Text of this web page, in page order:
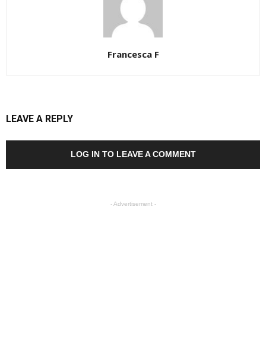
Francesca F
LEAVE A REPLY
LOG IN TO LEAVE A COMMENT
- Advertisement -